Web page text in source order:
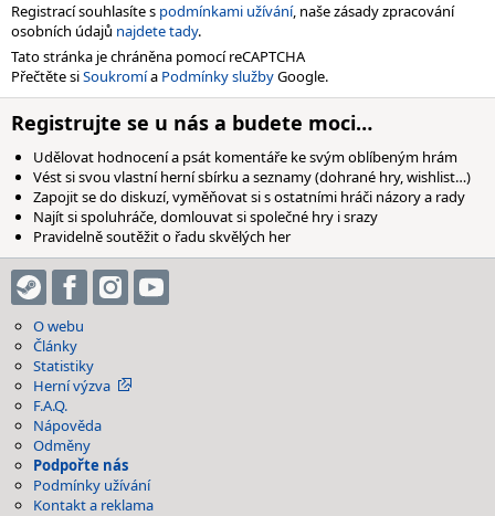
Registrací souhlasíte s podmínkami užívání, naše zásady zpracování
osobních údajů najdete tady.
Tato stránka je chráněna pomocí reCAPTCHA
Přečtěte siSoukromía Podmínky službyGoogle.
Registrujte se u nás a budete moci…
Udělovat hodnocení a psát komentáře ke svým oblíbeným hrám
Vést si svou vlastní herní sbírku a seznamy (dohrané hry, wishlist…)
Zapojit se do diskuzí, vyměňovat si s ostatními hráči názory a rady
Najít si spoluhráče, domlouvat si společné hry i srazy
Pravidelně soutěžit o řadu skvělých her
O webu
Články
Statistiky
Herní výzva
F.A.Q.
Nápověda
Odměny
Podpořte nás
Podmínky užívání
Kontakt a reklama